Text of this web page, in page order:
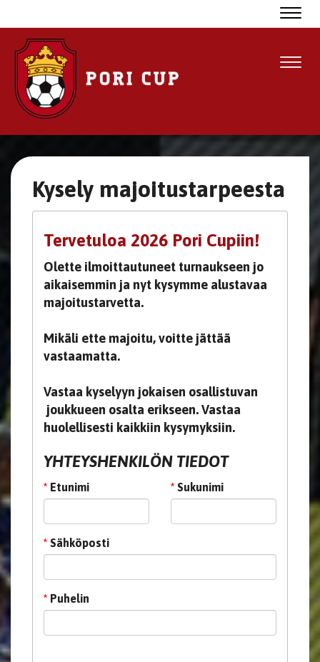
Kysely majoitustarpeesta
Tervetuloa 2026 Pori Cupiin!
Olette ilmoittautuneet turnaukseen jo
aikaisemmin ja nyt kysymme alustavaa
majoitustarvetta.
Mikäli ette majoitu, voitte jättää
vastaamatta.
Vastaa kyselyyn jokaisen osallistuvan
joukkueen osalta erikseen. Vastaa
huolellisesti kaikkiin kysymyksiin.
YHTEYSHENKILÖN TIEDOT
* Etunimi * Sukunimi
* Sähköposti
* Puhelin